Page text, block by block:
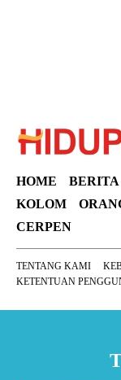
HOME BERITA
KOLOM
CERPEN
TENTANG KAMI
KETENTUAN